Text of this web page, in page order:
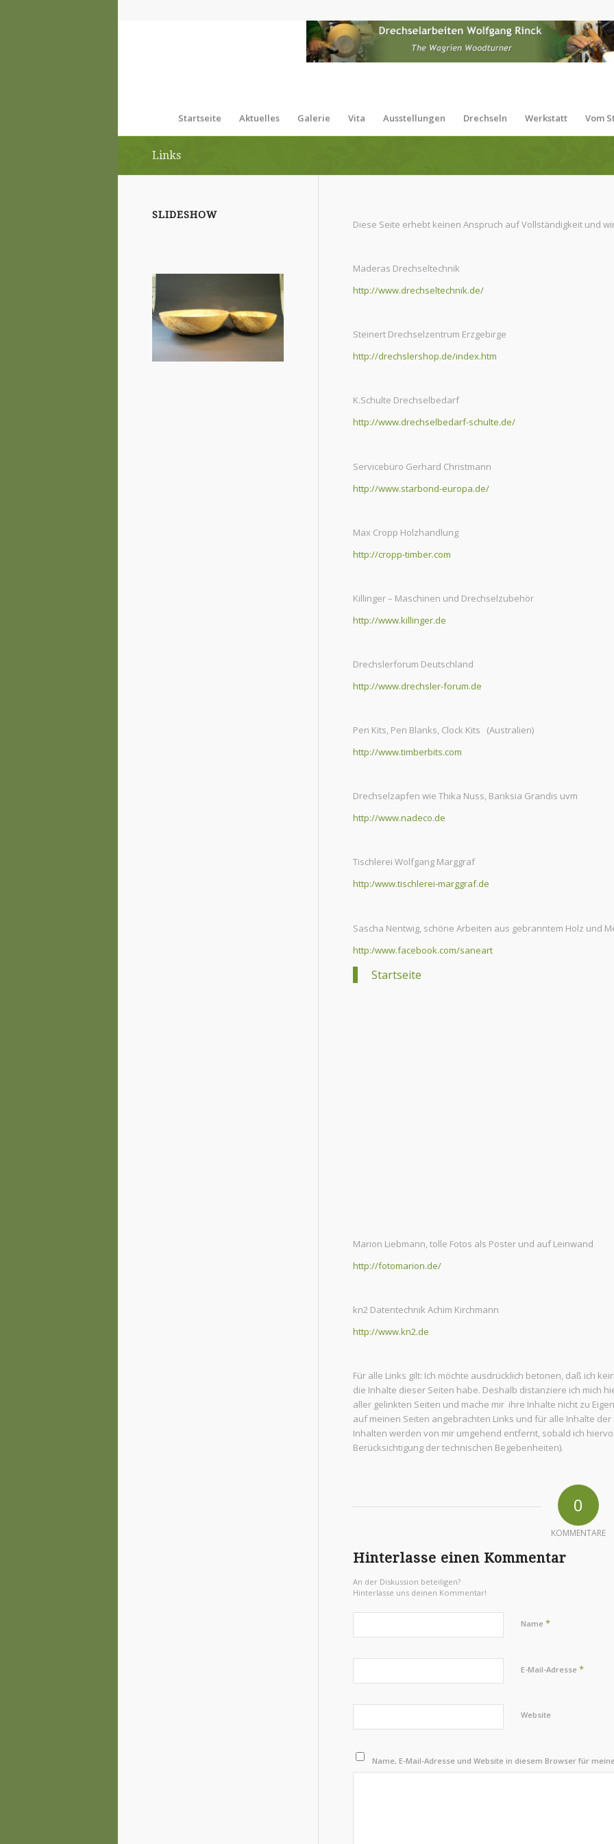
Startseite Aktuelles Galerie Vita Ausstellungen Drechseln Werkstatt Vom
Links
Diese Seite erhebt keinen Anspruch auf Vollständigkeit und
Maderas Drechseltechnik
http://www.drechseltechnik.de/
Steinert Drechselzentrum Erzgebirge
http://drechslershop.de/index.htm
K.Schulte Drechselbedarf
http://www.drechselbedarf-schulte.de/
Servicebüro Gerhard Christmann
http://www.starbond-europa.de/
Max Cropp Holzhandlung
http://cropp-timber.com
Killinger – Maschinen und Drechselzubehör
http://www.killinger.de
Drechslerforum Deutschland
http://www.drechsler-forum.de
Pen Kits, Pen Blanks, Clock Kits (Australien)
http://www.timberbits.com
Drechselzapfen wie Thika Nuss, Banksia Grandis uvm
http://www.nadeco.de
Tischlerei Wolfgang Marggraf
http:/www.tischlerei-marggraf.de
Sascha Nentwig, schöne Arbeiten aus gebranntem Holz und
http:/www.facebook.com/saneart
Startseite
Marion Liebmann, tolle Fotos als Poster und auf Leinwand
http://fotomarion.de/
kn2 Datentechnik Achim Kirchmann
http://www.kn2.de
Für alle Links gilt: Ich möchte ausdrücklich betonen, daß ich
die Inhalte dieser Seiten habe. Deshalb distanziere ich mich
aller gelinkten Seiten und mache mir ihre Inhalte nicht zu
auf meinen Seiten angebrachten Links und für alle Inhalte
Inhalten werden von mir umgehend entfernt, sobald ich
Berücksichtigung der technischen Begebenheiten).
0
KOMMENTARE
Hinterlasse einen Kommentar
An der Diskussion beteiligen?
Hinterlasse uns deinen Kommentar!
Name *
E-Mail-Adresse *
Website
Name, E-Mail-Adresse und Website in diesem Browser für
SLIDESHOW